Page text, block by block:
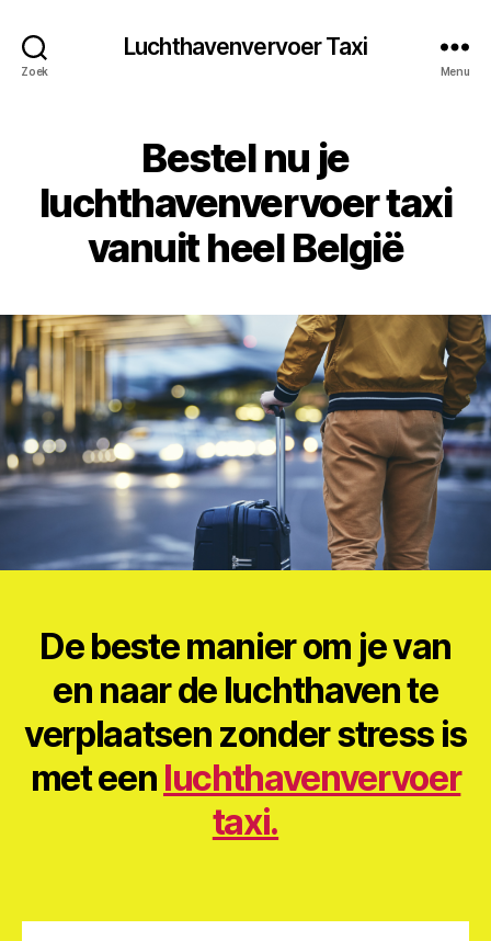
Zoek
Luchthavenvervoer Taxi
Menu
Bestel nu je
luchthavenvervoer taxi
vanuit heel België
De beste manier om je van
en naar de luchthaven te
verplaatsen zonder stress is
met een luchthavenvervoer
taxi.